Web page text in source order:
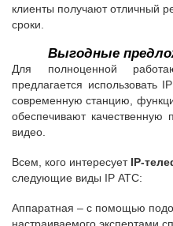
клиенты получают отличный
сроки.
Выгодные
Для полноценной
предлагается использовать
современную станцию,
обеспечивают качественную
видео.
Всем, кого интересует IP-
следующие виды IP АТС:
Аппаратная – с помощью